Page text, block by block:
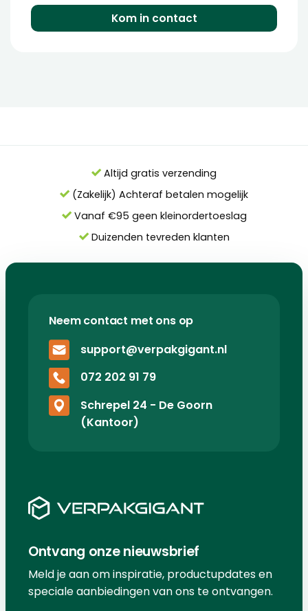
Kom in contact
Altijd gratis verzending
(Zakelijk) Achteraf betalen mogelijk
Vanaf €95 geen kleinordertoeslag
Duizenden tevreden klanten
Neem contact met ons op
support@verpakgigant.nl
072 202 91 79
Schrepel 24 - De Goorn
(Kantoor)
Ontvang onze nieuwsbrief
Meld je aan om inspiratie, productupdates en
speciale aanbiedingen van ons te ontvangen.